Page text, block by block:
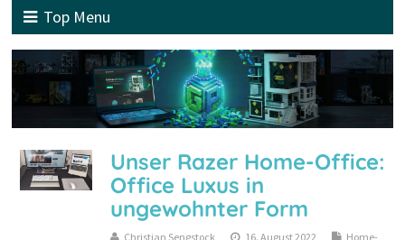
Top Menu
Unser Razer Home-Office:
Office Luxus in
ungewohnter Form
Christian Sengstock 16. August 2022
Home-